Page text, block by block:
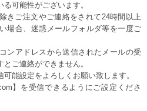
可能性がございます。
きご注文やご連絡をされて24時間以上
場合、迷惑メールフォルダ等を一度ご
ンアドレスから送信されたメールの受
ご連絡ができません。
能設定をよろしくお願い致します。
】を受信できるようにご設定くださ